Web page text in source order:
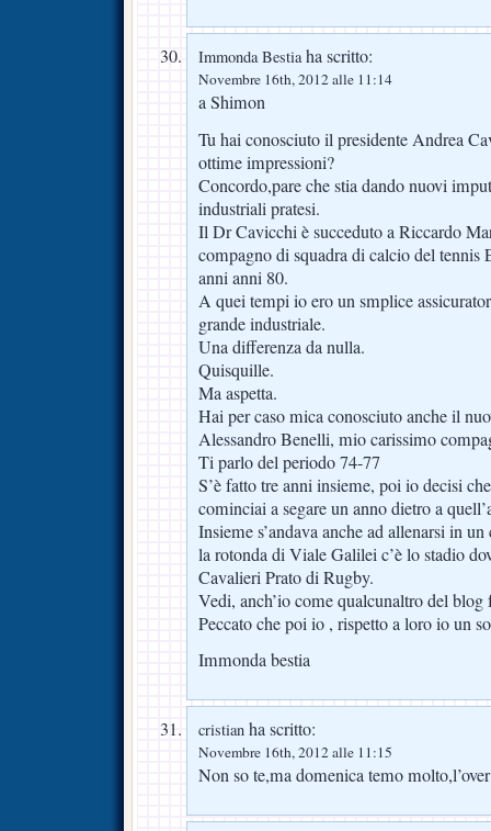
Immonda Bestiaha scritto:
Novembre 16th, 2012 alle 11:14
a Shimon
Tu hai conosciuto il presidente Andrea
ottime impressioni?
Concordo,pare che stia dando nuovi
industriali pratesi.
Il Dr Cavicchi è succeduto a Riccardo
compagno di squadra di calcio del
anni anni 80.
A quei tempi io ero un smplice
grande industriale.
Una differenza da nulla.
Quisquille.
Ma aspetta.
Hai per caso mica conosciuto anche il
Alessandro Benelli, mio carissimo
Ti parlo del periodo 74-77
S’è fatto tre anni insieme, poi io decisi
cominciai a segare un anno dietro a
Insieme s’andava anche ad allenarsi in
la rotonda di Viale Galilei c’è lo stadio
Cavalieri Prato di Rugby.
Vedi, anch’io come qualcunaltro del
Peccato che poi io , rispetto a loro io un
Immonda bestia
cristian ha scritto:
Novembre 16th, 2012 alle 11:15
Non so te,ma domenica temo